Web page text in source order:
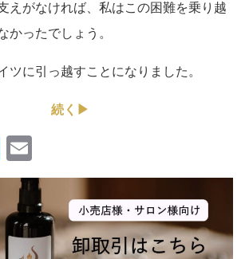
えがなければ、私はこの困難を乗り越
かったでしょう。
ツに引っ越すことになりました。
続く▶
Facebook